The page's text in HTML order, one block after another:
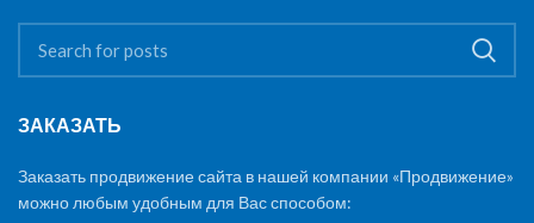
ЗАКАЗАТЬ
Заказать продвижение сайта в нашей компании «Продвижение»
можно любым удобным для Вас способом: